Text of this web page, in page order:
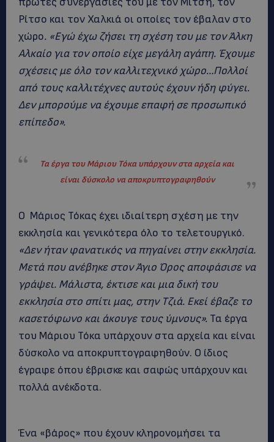
Ρίτσο και τον Χαλκιά οι οποίες τον έβαλαν στο
χώρο. «Εγώ έχω ζήσει τη σχέση του με τον Άλκη
Αλκαίο για τον οποίο είχε μεγάλη αγάπη. Έχουμε
σχέσεις με όλο τον καλλιτεχνικό χώρο…Πολλοί
από τους καλλιτέχνες αυτούς έχουν ήδη φύγει.
Δεν μπορούμε να έχουμε επαφή σε προσωπικό
επίπεδο».
Τα έργα του Μάριου Τόκα υπάρχουν στα αρχεία και
είναι δύσκολο να αποκρυπτογραφηθούν
Ο Μάριος Τόκας έχει ιδιαίτερη σχέση με την
εκκλησία και γενικότερα όλο το τελετουργικό.
«Δεν ήταν φανατικός να πηγαίνει στην εκκλησία.
Μετά που ανέβηκε στον Άγιο Όρος αποφάσισε να
γράψει. Μάλιστα, έκτισε και μια δική του
εκκλησία στο σπίτι μας, στην Τζιά. Εκεί έβαζε το
κασετόφωνο και άκουγε τους ύμνους». Τα έργα
του Μάριου Τόκα υπάρχουν στα αρχεία και είναι
δύσκολο να αποκρυπτογραφηθούν. Ο ίδιος
έγραφε όπου έβρισκε και σαφώς υπάρχουν και
πολλά ανέκδοτα.
Ένα «βάρος» που έχουν κληρονομήσει τα